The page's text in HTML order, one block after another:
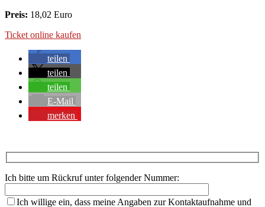
Preis: 18,02 Euro
Ticket online kaufen
teilen
teilen
teilen
E-Mail
merken
Ich bitte um Rückruf unter folgender Nummer:
Ich willige ein, dass meine Angaben zur Kontaktaufnahme und